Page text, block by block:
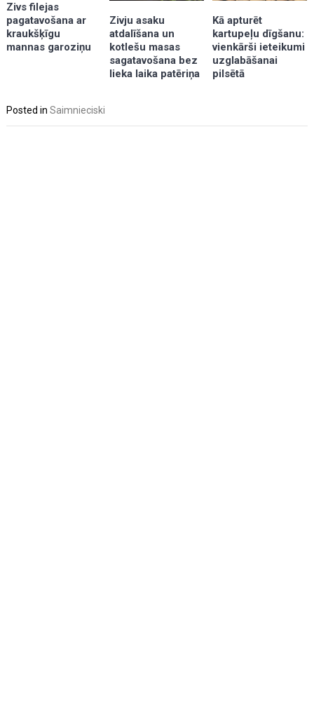
Zivs filejas
pagatavošana ar
kraukšķīgu
mannas garoziņu
Zivju asaku
atdalīšana un
kotlešu masas
sagatavošana bez
lieka laika patēriņa
Kā apturēt
kartupeļu dīgšanu:
vienkārši ieteikumi
uzglabāšanai
pilsētā
Posted inSaimnieciski